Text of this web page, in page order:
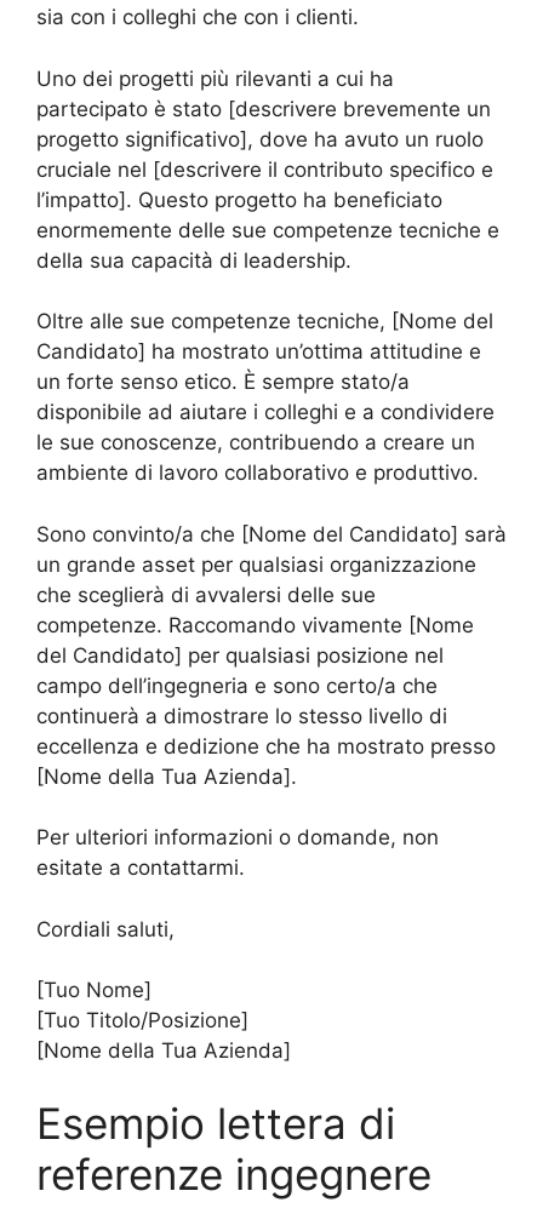
sia con i colleghi che con i clienti.
Uno dei progetti più rilevanti a cui ha
partecipato è stato [descrivere brevemente un
progetto significativo], dove ha avuto un ruolo
cruciale nel [descrivere il contributo specifico e
l’impatto]. Questo progetto ha beneficiato
enormemente delle sue competenze tecniche e
della sua capacità di leadership.
Oltre alle sue competenze tecniche, [Nome del
Candidato] ha mostrato un’ottima attitudine e
un forte senso etico. È sempre stato/a
disponibile ad aiutare i colleghi e a condividere
le sue conoscenze, contribuendo a creare un
ambiente di lavoro collaborativo e produttivo.
Sono convinto/a che [Nome del Candidato] sarà
un grande asset per qualsiasi organizzazione
che sceglierà di avvalersi delle sue
competenze. Raccomando vivamente [Nome
del Candidato] per qualsiasi posizione nel
campo dell’ingegneria e sono certo/a che
continuerà a dimostrare lo stesso livello di
eccellenza e dedizione che ha mostrato presso
[Nome della Tua Azienda].
Per ulteriori informazioni o domande, non
esitate a contattarmi.
Cordiali saluti,
[Tuo Nome]
[Tuo Titolo/Posizione]
[Nome della Tua Azienda]
Esempio lettera di
referenze ingegnere